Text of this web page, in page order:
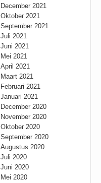
December 2021
Oktober 2021
September 2021
Juli 2021
Juni 2021
Mei 2021
April 2021
Maart 2021
Februari 2021
Januari 2021
December 2020
November 2020
Oktober 2020
September 2020
Augustus 2020
Juli 2020
Juni 2020
Mei 2020